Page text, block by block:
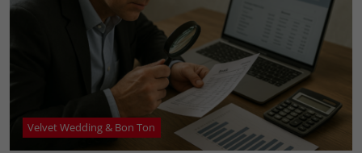
Velvet Wedding & Bon Ton